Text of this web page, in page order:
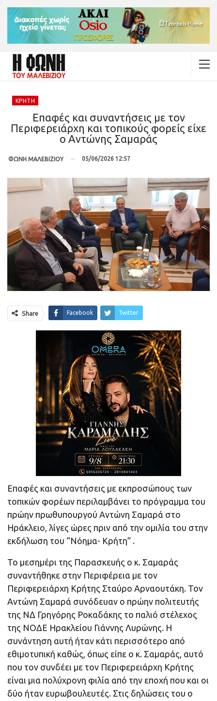
ΚΡΉΤΗ
Επαφές και συναντήσεις με τον
Περιφερειάρχη και τοπικούς φορείς είχε
ο Αντώνης Σαμαράς
ΦΩΝΗ ΜΑΛΕΒΙΖΙΟΥ 05/06/2026 12:57
Share Facebook Twitter
Επαφές και συναντήσεις με εκπροσώπους των
τοπικών φορέων περιλαμβάνει το πρόγραμμα του
πρώην πρωθυπουργού Αντώνη Σαμαρά στο
Ηράκλειο, λίγες ώρες πριν από την ομιλία του στην
εκδήλωση του “Νόημα- Κρήτη” .
Το μεσημέρι της Παρασκευής ο κ. Σαμαράς
συναντήθηκε στην Περιφέρεια με τον
Περιφερειάρχη Κρήτης Σταύρο Αρναουτάκη. Τον
Αντώνη Σαμαρά συνόδευαν ο πρώην πολιτευτής
της ΝΔ Γρηγόρης Ροκαδάκης το παλιό στέλεχος
της ΝΟΔΕ Ηρακλείου Γιάννης Λυρώνης. Η
συνάντηση αυτή ήταν κάτι περισσότερο από
εθιμοτυπική καθώς, όπως είπε ο κ. Σαμαράς, αυτό
που τον συνδέει με τον Περιφερειάρχη Κρήτης
είναι μια πολύχρονη φιλία από την εποχή που και οι
δύο ήταν ευρωβουλευτές. Στις δηλώσεις του ο